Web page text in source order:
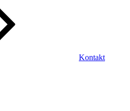
Kontakt